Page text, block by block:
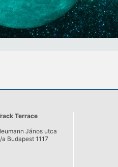
Terrace
János utca
a Budapest 1117